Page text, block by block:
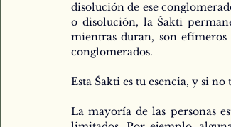
disolución de ese
o disolución, la Śakti
mientras duran, son
conglomerados.
Esta Śakti es tu esencia, y si
La mayoría de las personas